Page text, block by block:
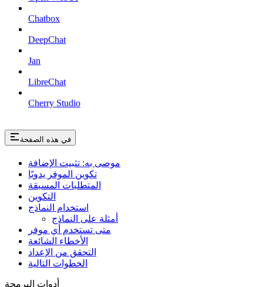
Chatbox
DeepChat
Jan
LibreChat
Cherry Studio
في هذه الصفحة
موصى به: تثبيت الإضافة
تكوين الموفر يدويًا
المتطلبات المسبقة
التكوين
استخدام النماذج
أمثلة على النماذج
متى تستخدم أي موفر
الأخطاء الشائعة
التحقق من الإعداد
الخطوات التالية
أدوات البرمجة